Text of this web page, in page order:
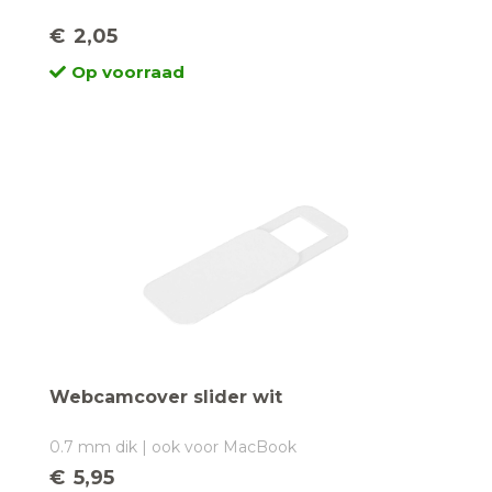
€ 2,05
Op voorraad
Webcamcover slider wit
0.7 mm dik | ook voor MacBook
€ 5,95